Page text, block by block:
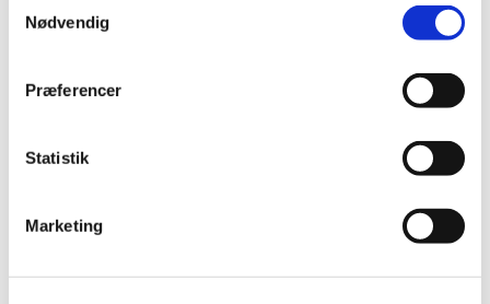
Nødvendig
Præferencer
Statistik
Marketing
repertoire
har lyst til at stå for den musikalske ledsagelse ved
aftengudstjenester samt gudstjenester på plejecenter